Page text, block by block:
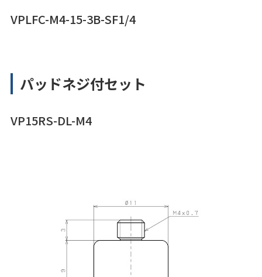
VPLFC-M4-15-3B-SF1/4
パッドネジ付セット
VP15RS-DL-M4